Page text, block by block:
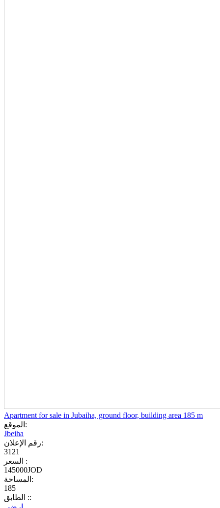
Apartment for sale in Jubaiha, ground floor, building area 185 m
الموقع:
Jbeiha
رقم الإعلان:
3121
السعر :
145000JOD
المساحة:
185
الطابق ::